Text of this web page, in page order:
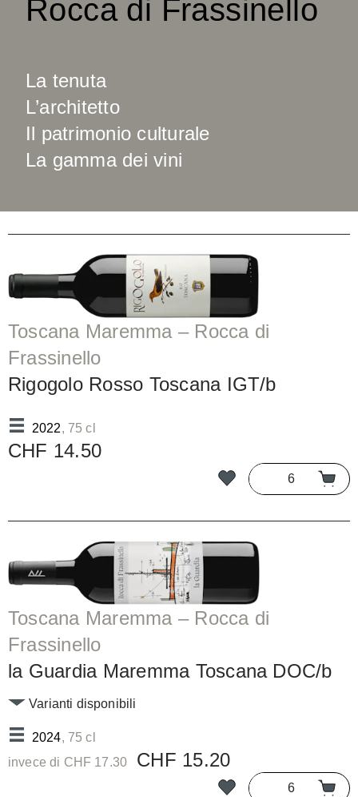
Rocca di Frassinello
La tenuta
L’architetto
Il patrimonio culturale
La gamma dei vini
Toscana Maremma – Rocca di
Frassinello
Rigogolo Rosso Toscana IGT/b
2022, 75 cl
CHF 14.50
Toscana Maremma – Rocca di
Frassinello
la Guardia Maremma Toscana DOC/b
2024, 75 cl
Varianti disponibili
invece di CHF 17.30 CHF 15.20